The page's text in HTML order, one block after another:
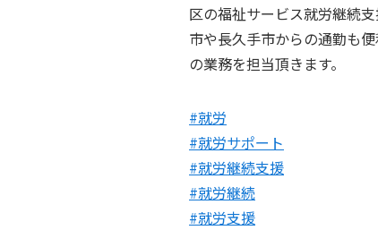
区の福祉サービス就労継続
市や長久手市からの通勤も
の業務を担当頂きます。
#就労
#就労サポート
#就労継続支援
#就労継続
#就労支援